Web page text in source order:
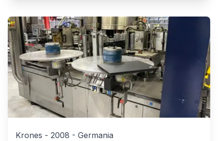
Krones - 2008 - Germania